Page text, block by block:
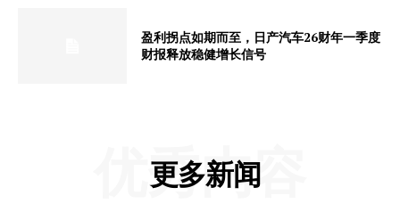
盈利拐点如期而至，日产汽车26财年一季度
财报释放稳健增长信号
更多新闻
优秀内容